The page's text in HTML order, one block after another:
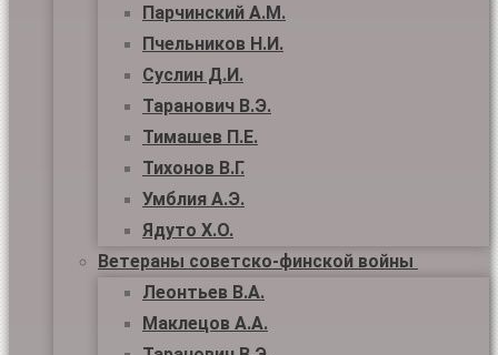
Парчинский А.М.
Пчельников Н.И.
Суслин Д.И.
Таранович В.Э.
Тимашев П.Е.
Тихонов В.Г.
Умблия А.Э.
Ядуто Х.О.
Ветераны советско-финской войны
Леонтьев В.А.
Маклецов А.А.